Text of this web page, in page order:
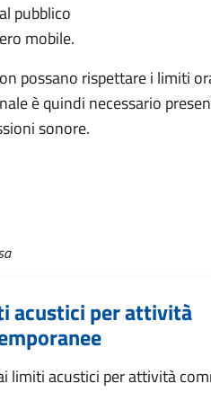
pubblico
mobile.
possano rispettare i limiti
è quindi necessario
sonore.
acustici per attività
limiti acustici per attività